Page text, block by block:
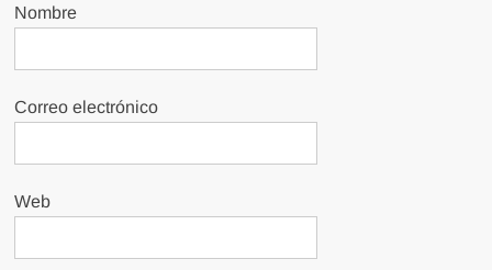
Nombre
Correo electrónico
Web